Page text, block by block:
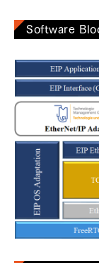
Software